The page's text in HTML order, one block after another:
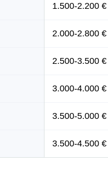
1.500-2.200 €
2.000-2.800 €
2.500-3.500 €
3.000-4.000 €
3.500-5.000 €
3.500-4.500 €